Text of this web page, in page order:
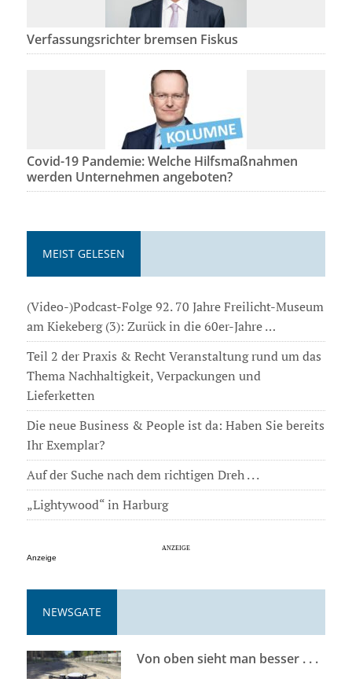
Verfassungsrichter bremsen Fiskus
Covid-19 Pandemie: Welche Hilfsmaßnahmen
werden Unternehmen angeboten?
MEIST GELESEN
(Video-)Podcast-Folge 92. 70 Jahre Freilicht-Museum
am Kiekeberg (3): Zurück in die 60er-Jahre …
Teil 2 der Praxis & Recht Veranstaltung rund um das
Thema Nachhaltigkeit, Verpackungen und
Lieferketten
Die neue Business & People ist da: Haben Sie bereits
Ihr Exemplar?
Auf der Suche nach dem richtigen Dreh . . .
„Lightywood“ in Harburg
Anzeige
NEWSGATE
Von oben sieht man besser . . .